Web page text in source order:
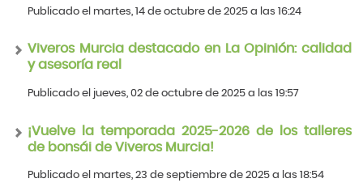
Publicado el martes, 14 de octubre de 2025 a las 16:24
Viveros Murcia destacado en La Opinión: calidad
y asesoría real
Publicado el jueves, 02 de octubre de 2025 a las 19:57
¡Vuelve la temporada 2025-2026 de los talleres
de bonsái de Viveros Murcia!
Publicado el martes, 23 de septiembre de 2025 a las 18:54